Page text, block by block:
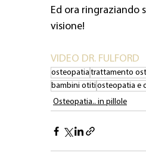
Ed ora ringraziando
visione!
VIDEO DR. FULFORD
osteopatia trattamento
bambini otiti osteopatia e
Osteopatia.. in pillole